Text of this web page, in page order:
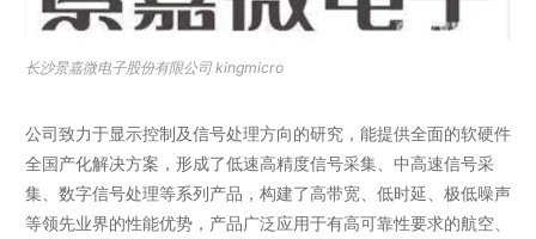
长沙景嘉微电子股份有限公司 kingmicro
公司致力于显示控制及信号处理方向的研究，能提供全面的软硬件
全国产化解决方案，形成了低速高精度信号采集、中高速信号采
集、数字信号处理等系列产品，构建了高带宽、低时延、极低噪声
等领先业界的性能优势，产品广泛应用于有高可靠性要求的航空、